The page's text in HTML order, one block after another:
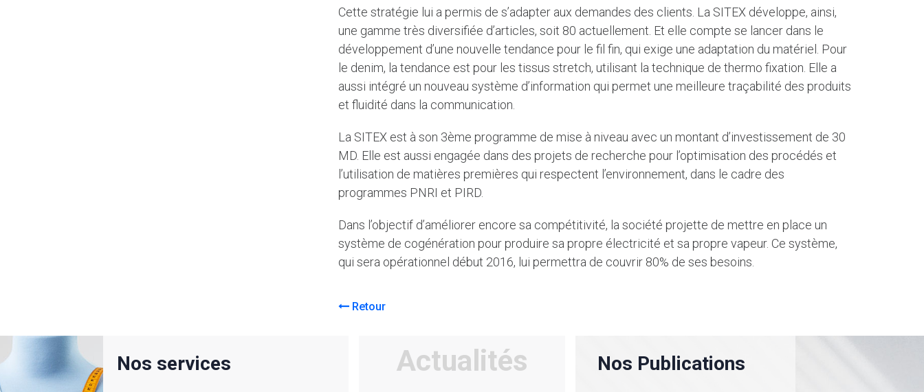
Cette stratégie lui a permis de s’adapter aux demandes des clients. La SITEX développe, ainsi,
une gamme très diversifiée d’articles, soit 80 actuellement. Et elle compte se lancer dans le
développement d’une nouvelle tendance pour le fil fin, qui exige une adaptation du matériel. Pour
le denim, la tendance est pour les tissus stretch, utilisant la technique de thermo fixation. Elle a
aussi intégré un nouveau système d’information qui permet une meilleure traçabilité des produits
et fluidité dans la communication.
La SITEX est à son 3ème programme de mise à niveau avec un montant d’investissement de 30
MD. Elle est aussi engagée dans des projets de recherche pour l’optimisation des procédés et
l’utilisation de matières premières qui respectent l’environnement, dans le cadre des
programmes PNRI et PIRD.
Dans l’objectif d’améliorer encore sa compétitivité, la société projette de mettre en place un
système de cogénération pour produire sa propre électricité et sa propre vapeur. Ce système,
qui sera opérationnel début 2016, lui permettra de couvrir 80% de ses besoins.
Retour
Nos services Actualités Nos Publications